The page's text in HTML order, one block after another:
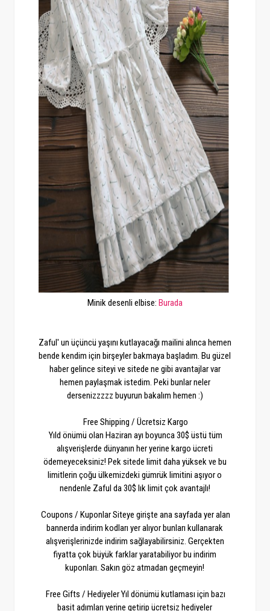
Minik desenli elbise: Burada
Zaful' un üçüncü yaşını kutlayacağı mailini alınca hemen
bende kendim için birşeyler bakmaya başladım. Bu güzel
haber gelince siteyi ve sitede ne gibi avantajlar var
hemen paylaşmak istedim. Peki bunlar neler
dersenizzzzz buyurun bakalım hemen :)
Free Shipping / Ücretsiz Kargo
Yıld önümü olan Haziran ayı boyunca 30$ üstü tüm
alışverişlerde dünyanın her yerine kargo ücreti
ödemeyeceksiniz! Pek sitede limit daha yüksek ve bu
limitlerin çoğu ülkemizdeki gümrük limitini aşıyor o
nendenle Zaful da 30$ lık limit çok avantajlı!
Coupons / Kuponlar Siteye girişte ana sayfada yer alan
bannerda indirim kodları yer alıyor bunları kullanarak
alışverişlerinizde indirim sağlayabilirsiniz. Gerçekten
fiyatta çok büyük farklar yaratabiliyor bu indirim
kuponları. Sakın göz atmadan geçmeyin!
Free Gifts / Hediyeler Yıl dönümü kutlaması için bazı
basit adımları yerine getirip ücretsiz hediyeler